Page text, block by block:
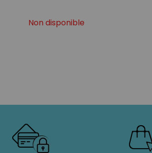
Non disponible